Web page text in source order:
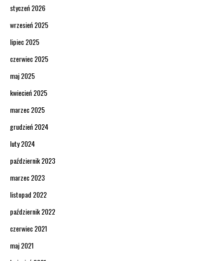
styczeń 2026
wrzesień 2025
lipiec 2025
czerwiec 2025
maj 2025
kwiecień 2025
marzec 2025
grudzień 2024
luty 2024
październik 2023
marzec 2023
listopad 2022
październik 2022
czerwiec 2021
maj 2021